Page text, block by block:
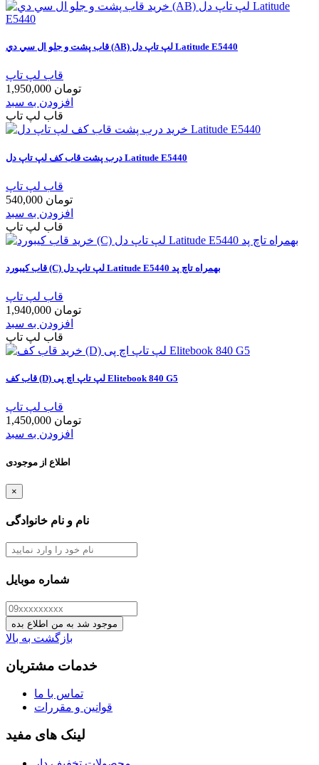
قاب پشت و جلو ال سي دي (AB) لپ تاپ دل Latitude E5440
قاب لپ تاپ
1,950,000 تومان
افزودن به سبد
قاب لپ تاپ
درب پشت قاب کف لپ تاپ دل Latitude E5440
قاب لپ تاپ
540,000 تومان
افزودن به سبد
قاب لپ تاپ
قاب کیبورد (C) لپ تاپ دل Latitude E5440 بهمراه تاچ پد
قاب لپ تاپ
1,940,000 تومان
افزودن به سبد
قاب لپ تاپ
قاب کف (D) لپ تاپ اچ پی Elitebook 840 G5
قاب لپ تاپ
1,450,000 تومان
افزودن به سبد
اطلاع از موجودی
×
نام و نام خانوادگی
شماره موبایل
موجود شد به من اطلاع بده
بازگشت به بالا
خدمات مشتریان
تماس با ما
قوانین و مقررات
لینک های مفید